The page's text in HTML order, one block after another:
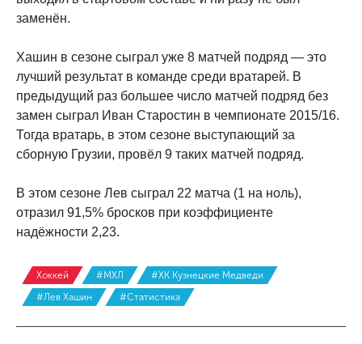
заменён.
Хашин в сезоне сыграл уже 8 матчей подряд — это
лучший результат в команде среди вратарей. В
предыдущий раз большее число матчей подряд без
замен сыграл Иван Старостин в чемпионате 2015/16.
Тогда вратарь, в этом сезоне выступающий за
сборную Грузии, провёл 9 таких матчей подряд.
В этом сезоне Лев сыграл 22 матча (1 на ноль),
отразил 91,5% бросков при коэффициенте
надёжности 2,23.
Хоккей #МХЛ
#ХК Кузнецкие Медведи
#Лев Хашин
#Статистика